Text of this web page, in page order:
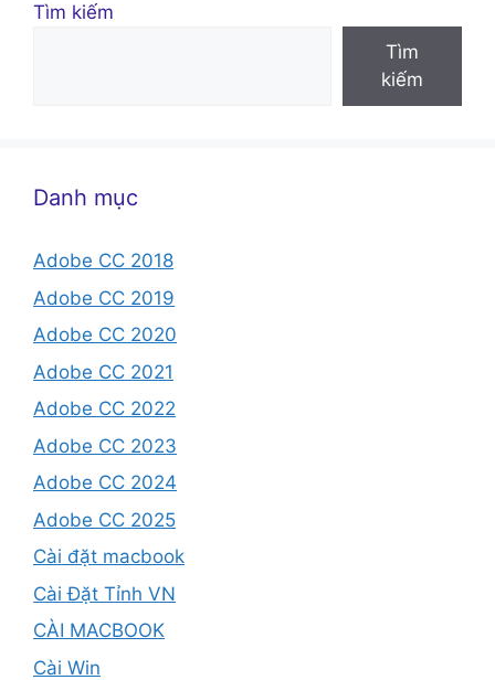
Tìm kiếm
Tìm
kiếm
Danh mục
Adobe CC 2018
Adobe CC 2019
Adobe CC 2020
Adobe CC 2021
Adobe CC 2022
Adobe CC 2023
Adobe CC 2024
Adobe CC 2025
Cài đặt macbook
Cài Đặt Tỉnh VN
CÀI MACBOOK
Cài Win